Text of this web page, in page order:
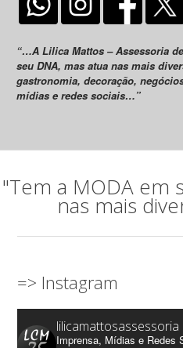
“…A Lilica Mattos – Assessoria
seu DNA, mas atua nas mais
gastronomia, decoração,
mídias e redes sociais…”
"Tem a MODA em
nas mais
=> Instagram
lilicamattosassessoria
Imprensa, Mídias e Redes